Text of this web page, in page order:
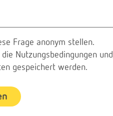
Frage anonym stellen.
die Nutzungsbedingungen und
gespeichert werden.